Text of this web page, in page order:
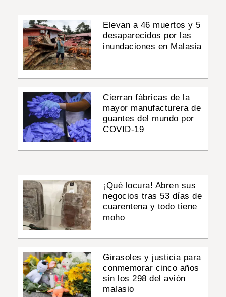
Elevan a 46 muertos y 5
desaparecidos por las
inundaciones en Malasia
Cierran fábricas de la
mayor manufacturera de
guantes del mundo por
COVID-19
¡Qué locura! Abren sus
negocios tras 53 días de
cuarentena y todo tiene
moho
Girasoles y justicia para
conmemorar cinco años
sin los 298 del avión
malasio